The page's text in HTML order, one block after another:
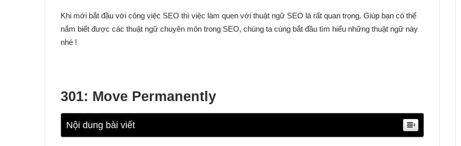
Khi mới bắt đầu với công việc SEO thì việc làm quen với thuật ngữ SEO là rất quan trọng. Giúp bạn có thể
nắm biết được các thuật ngữ chuyên môn trong SEO, chúng ta cùng bắt đầu tìm hiểu những thuật ngữ này
nhé !
301: Move Permanently
Nội dung bài viết